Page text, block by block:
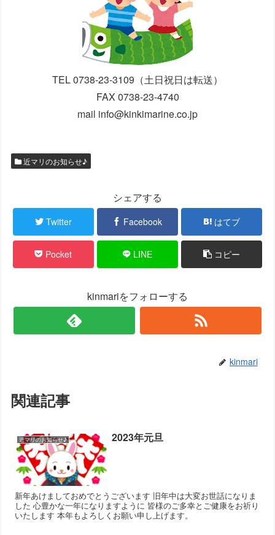
TEL 0738-23-3109（土日祝日は転送）
FAX 0738-23-4740
mail info@kinkimarine.co.jp
近マリのお知らせ♪
シェアする
Twitter Facebook はてブ
Pocket LINE コピー
kinmariをフォローする
kinmari
関連記事
近マリのお知らせ♪ 2023年元旦
新年あけましておめでとうございます 旧年中は大変お世話になりま
した 心豊かな一年になりますように 皆様のご多幸とご健康をお祈り
いたします 本年もよろしくお願い申し上げます。